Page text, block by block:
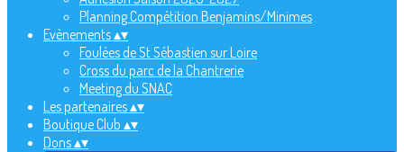
Planning Compétition Benjamins/Minimes
Evènements▴▾
Foulées de St Sébastien sur Loire
Cross du parc de la Chantrerie
Meeting du SNAC
Les partenaires▴▾
Boutique Club ▴▾
Dons▴▾